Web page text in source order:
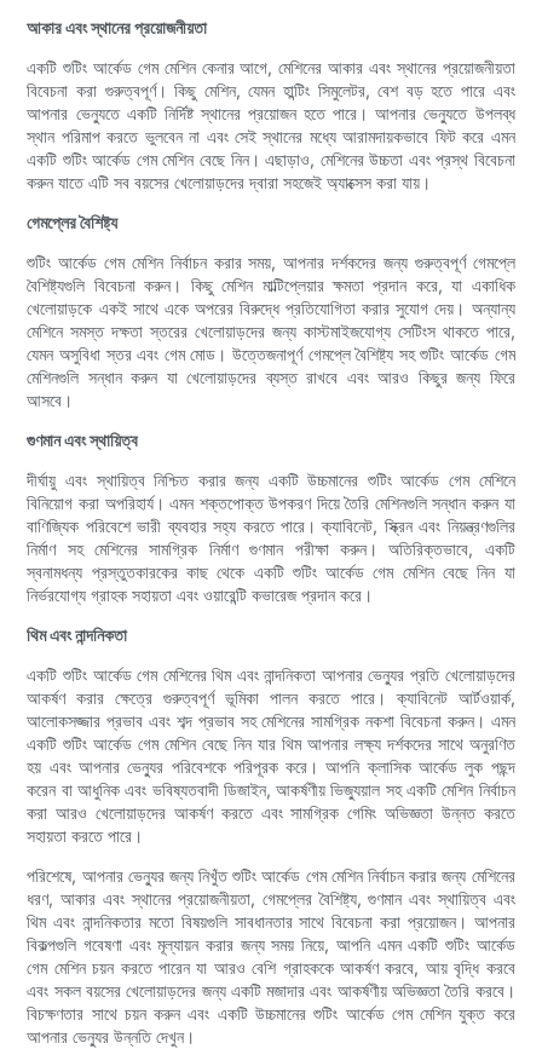
আকার এবং স্থানের প্রয়োজনীয়তা
একটি শুটিং আর্কেড গেম মেশিন কেনার আগে, মেশিনের আকার এবং স্থানের প্রয়োজনীয়তা
বিবেচনা করা গুরুত্বপূর্ণ। কিছু মেশিন, যেমন হান্টিং সিমুলেটর, বেশ বড় হতে পারে এবং
আপনার ভেন্যুতে একটি নির্দিষ্ট স্থানের প্রয়োজন হতে পারে। আপনার ভেন্যুতে উপলব্ধ
স্থান পরিমাপ করতে ভুলবেন না এবং সেই স্থানের মধ্যে আরামদায়কভাবে ফিট করে এমন
একটি শুটিং আর্কেড গেম মেশিন বেছে নিন। এছাড়াও, মেশিনের উচ্চতা এবং প্রস্থ বিবেচনা
করুন যাতে এটি সব বয়সের খেলোয়াড়দের দ্বারা সহজেই অ্যাক্সেস করা যায়।
গেমপ্লের বৈশিষ্ট্য
শুটিং আর্কেড গেম মেশিন নির্বাচন করার সময়, আপনার দর্শকদের জন্য গুরুত্বপূর্ণ গেমপ্লে
বৈশিষ্ট্যগুলি বিবেচনা করুন। কিছু মেশিন মাল্টিপ্লেয়ার ক্ষমতা প্রদান করে, যা একাধিক
খেলোয়াড়কে একই সাথে একে অপরের বিরুদ্ধে প্রতিযোগিতা করার সুযোগ দেয়। অন্যান্য
মেশিনে সমস্ত দক্ষতা স্তরের খেলোয়াড়দের জন্য কাস্টমাইজযোগ্য সেটিংস থাকতে পারে,
যেমন অসুবিধা স্তর এবং গেম মোড। উত্তেজনাপূর্ণ গেমপ্লে বৈশিষ্ট্য সহ শুটিং আর্কেড গেম
মেশিনগুলি সন্ধান করুন যা খেলোয়াড়দের ব্যস্ত রাখবে এবং আরও কিছুর জন্য ফিরে
আসবে।
গুণমান এবং স্থায়িত্ব
দীর্ঘায়ু এবং স্থায়িত্ব নিশ্চিত করার জন্য একটি উচ্চমানের শুটিং আর্কেড গেম মেশিনে
বিনিয়োগ করা অপরিহার্য। এমন শক্তপোক্ত উপকরণ দিয়ে তৈরি মেশিনগুলি সন্ধান করুন যা
বাণিজ্যিক পরিবেশে ভারী ব্যবহার সহ্য করতে পারে। ক্যাবিনেট, স্ক্রিন এবং নিয়ন্ত্রণগুলির
নির্মাণ সহ মেশিনের সামগ্রিক নির্মাণ গুণমান পরীক্ষা করুন। অতিরিক্তভাবে, একটি
স্বনামধন্য প্রস্তুতকারকের কাছ থেকে একটি শুটিং আর্কেড গেম মেশিন বেছে নিন যা
নির্ভরযোগ্য গ্রাহক সহায়তা এবং ওয়ারেন্টি কভারেজ প্রদান করে।
থিম এবং নান্দনিকতা
একটি শুটিং আর্কেড গেম মেশিনের থিম এবং নান্দনিকতা আপনার ভেন্যুর প্রতি খেলোয়াড়দের
আকর্ষণ করার ক্ষেত্রে গুরুত্বপূর্ণ ভূমিকা পালন করতে পারে। ক্যাবিনেট আর্টওয়ার্ক,
আলোকসজ্জার প্রভাব এবং শব্দ প্রভাব সহ মেশিনের সামগ্রিক নকশা বিবেচনা করুন। এমন
একটি শুটিং আর্কেড গেম মেশিন বেছে নিন যার থিম আপনার লক্ষ্য দর্শকদের সাথে অনুরণিত
হয় এবং আপনার ভেন্যুর পরিবেশকে পরিপূরক করে। আপনি ক্লাসিক আর্কেড লুক পছন্দ
করেন বা আধুনিক এবং ভবিষ্যতবাদী ডিজাইন, আকর্ষণীয় ভিজ্যুয়াল সহ একটি মেশিন নির্বাচন
করা আরও খেলোয়াড়দের আকর্ষণ করতে এবং সামগ্রিক গেমিং অভিজ্ঞতা উন্নত করতে
সহায়তা করতে পারে।
পরিশেষে, আপনার ভেন্যুর জন্য নিখুঁত শুটিং আর্কেড গেম মেশিন নির্বাচন করার জন্য মেশিনের
ধরণ, আকার এবং স্থানের প্রয়োজনীয়তা, গেমপ্লের বৈশিষ্ট্য, গুণমান এবং স্থায়িত্ব এবং
থিম এবং নান্দনিকতার মতো বিষয়গুলি সাবধানতার সাথে বিবেচনা করা প্রয়োজন। আপনার
বিকল্পগুলি গবেষণা এবং মূল্যায়ন করার জন্য সময় নিয়ে, আপনি এমন একটি শুটিং আর্কেড
গেম মেশিন চয়ন করতে পারেন যা আরও বেশি গ্রাহককে আকর্ষণ করবে, আয় বৃদ্ধি করবে
এবং সকল বয়সের খেলোয়াড়দের জন্য একটি মজাদার এবং আকর্ষণীয় অভিজ্ঞতা তৈরি করবে।
বিচক্ষণতার সাথে চয়ন করুন এবং একটি উচ্চমানের শুটিং আর্কেড গেম মেশিন যুক্ত করে
আপনার ভেন্যুর উন্নতি দেখুন।